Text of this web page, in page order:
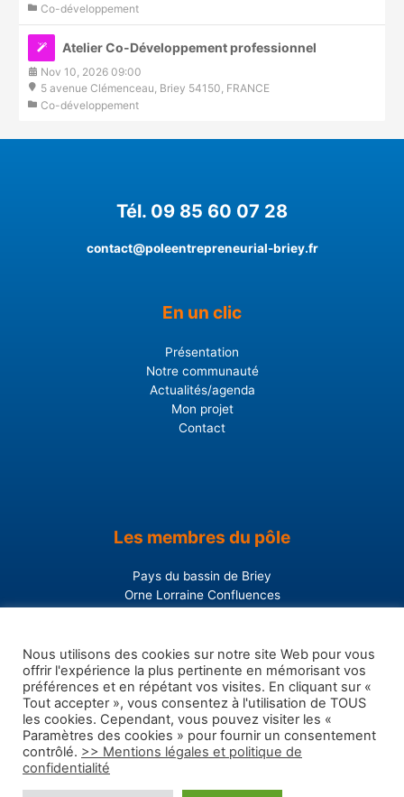
Co-développement
Atelier Co-Développement professionnel
Nov 10, 2026 09:00
5 avenue Clémenceau, Briey 54150, FRANCE
Co-développement
Tél. 09 85 60 07 28
contact@poleentrepreneurial-briey.fr
En un clic
Présentation
Notre communauté
Actualités/agenda
Mon projet
Contact
Les membres du pôle
Pays du bassin de Briey
Orne Lorraine Confluences
Initiative bassins Briey Orne
Conseil départemental 54
Copyright © 2026 Pôle entrepreneurial du bassin de Briey
Mentions légales et politique de confidentialité
Nous utilisons des cookies sur notre site Web pour vous
offrir l'expérience la plus pertinente en mémorisant vos
préférences et en répétant vos visites. En cliquant sur «
Tout accepter », vous consentez à l'utilisation de TOUS
les cookies. Cependant, vous pouvez visiter les «
Paramètres des cookies » pour fournir un consentement
contrôlé. >> Mentions légales et politique de
confidentialité